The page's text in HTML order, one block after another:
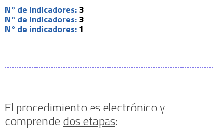
N° de indicadores:3
N° de indicadores:3
N° de indicadores:1
El procedimiento es electrónico y
comprendedos etapas: